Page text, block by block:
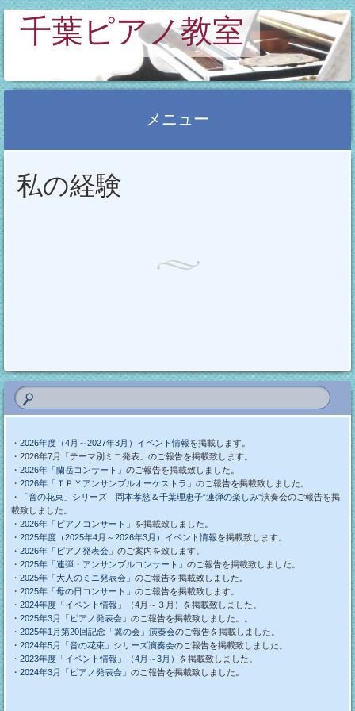
千葉ピアノ教室
メニュー
ン
私の経験
・ 2026年度（4月～2027年3月）イベント情報を掲載します。
・2026年7月「テーマ別ミニ発表」のご報告を掲載致します。
・ 2026年「蘭岳コンサート」 のご報告を掲載致しました。
・ 2026年「ＴＰＹアンサンブルオーケストラ」 のご報告を掲載致しました。
・
「音の花束」シリーズ 岡本孝慈＆千葉理恵子”連弾の楽しみ”演奏会のご報告を掲
載致しました。
・ 2026年「ピアノコンサート」 を掲載致しました。
・2025年度（2025年4月～2026年3月）イベント情報を掲載致します。
・ 2026年「ピアノ発表会」 のご案内を致します。
・ 2025年「連弾・アンサンブルコンサート」 のご報告を掲載致しました。
・ 2025年「大人のミニ発表会」 のご報告を掲載致しました。
・ 2025年「母の日コンサート」 のご報告を掲載致します。
・ 2024年度「イベント情報」
（4月～３月）を掲載致しました。
・ 2025年3月「ピアノ発表会」 のご報告を掲載致しました。。
・ 2025年1月第20回記念「翼の会」演奏会のご報告を掲載しました。
・ 2024年5月「音の花束」シリーズ演奏会のご報告を掲載致しました。
・ 2023年度「イベント情報」（4月～3月）
を掲載致しました。
・ 2024年3月「ピアノ発表会」 のご報告を掲載致しました。